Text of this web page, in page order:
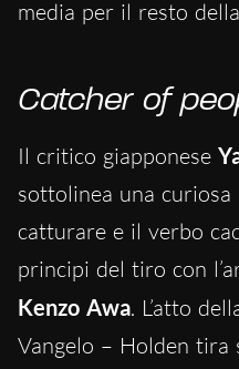
media per il resto
Catcher of
Il critico giapponese
sottolinea una
catturare e il verbo
principi del tiro con
Kenzo Awa. L’atto
Vangelo – Holden tira